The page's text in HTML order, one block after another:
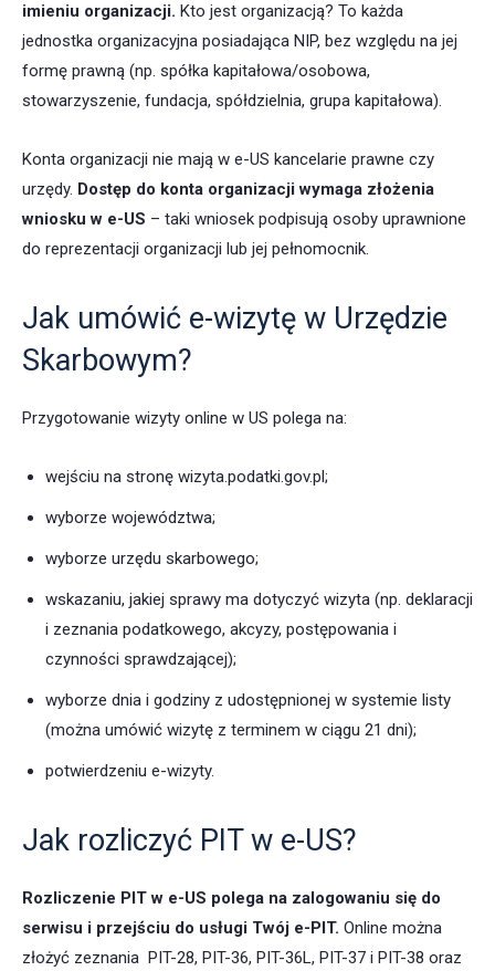
imieniu organizacji. Kto jest organizacją? To każda
jednostka organizacyjna posiadająca NIP, bez względu na jej
formę prawną (np. spółka kapitałowa/osobowa,
stowarzyszenie, fundacja, spółdzielnia, grupa kapitałowa).
Konta organizacji nie mają w e-US kancelarie prawne czy
urzędy. Dostęp do konta organizacji wymaga złożenia
wniosku w e-US – taki wniosek podpisują osoby uprawnione
do reprezentacji organizacji lub jej pełnomocnik.
Jak umówić e-wizytę w Urzędzie
Skarbowym?
Przygotowanie wizyty online w US polega na:
wejściu na stronę wizyta.podatki.gov.pl;
wyborze województwa;
wyborze urzędu skarbowego;
wskazaniu, jakiej sprawy ma dotyczyć wizyta (np. deklaracji
i zeznania podatkowego, akcyzy, postępowania i
czynności sprawdzającej);
wyborze dnia i godziny z udostępnionej w systemie listy
(można umówić wizytę z terminem w ciągu 21 dni);
potwierdzeniu e-wizyty.
Jak rozliczyć PIT w e-US?
Rozliczenie PIT w e-US polega na zalogowaniu się do
serwisu i przejściu do usługi Twój e-PIT. Online można
złożyć zeznania PIT-28, PIT-36, PIT-36L, PIT-37 i PIT-38 oraz